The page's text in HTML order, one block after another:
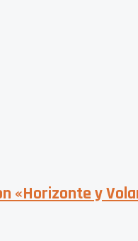
«Horizonte y